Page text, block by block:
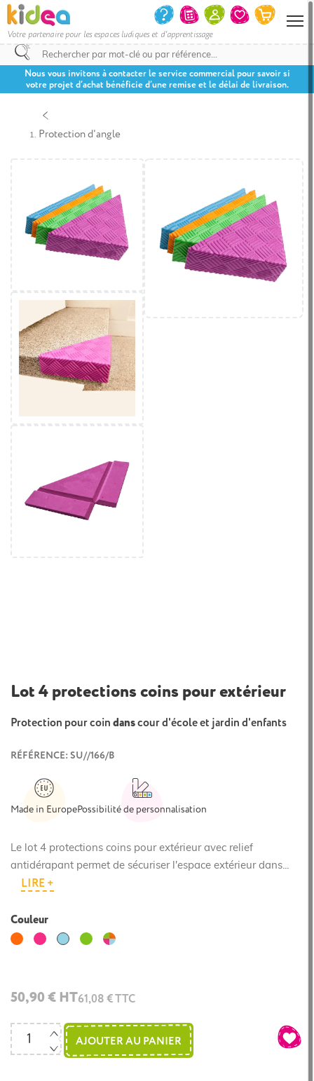
Votre partenaire pour les espaces ludiques et d'apprentissage
Nous vous invitons à contacter le service commercial pour savoir si
votre projet d’achat bénéficie d’une remise et le délai de livraison.
Protection d'angle
Lot 4 protections coins pour extérieur
Protection pour coin danscour d'école et jardin d'enfants
RÉFÉRENCE: SU//166/B
Made in EuropePossibilité de personnalisation
Le lot 4 protections coins pour extérieur avec relief
antidérapant permet de sécuriser l'espace extérieur dans...
LIRE +
Couleur
Orange
Rose Bleu
Vert
Vert
orange
rose
et
50,90 € HT61,08 € TTC
AJOUTER AU PANIER